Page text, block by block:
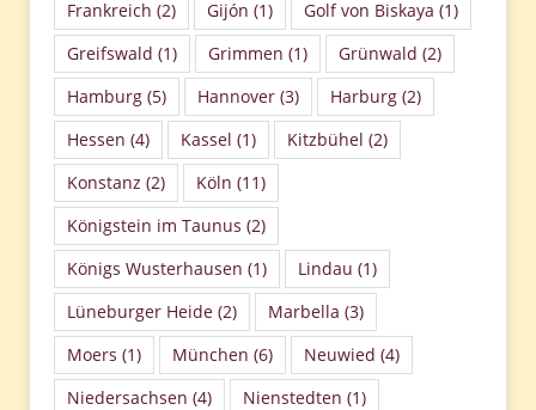
Frankreich (2) Gijón (1) Golf von Biskaya (1)
Greifswald (1) Grimmen (1) Grünwald (2)
Hamburg (5) Hannover (3) Harburg (2)
Hessen (4) Kassel (1) Kitzbühel (2)
Konstanz (2) Köln (11)
Königstein im Taunus (2)
Königs Wusterhausen (1) Lindau (1)
Lüneburger Heide (2) Marbella (3)
Moers (1) München (6) Neuwied (4)
Niedersachsen (4) Nienstedten (1)